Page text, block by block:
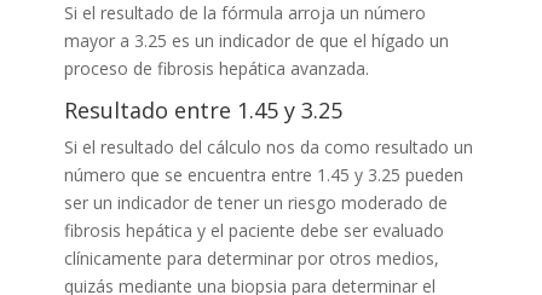
Si el resultado de la fórmula arroja un número
mayor a 3.25 es un indicador de que el hígado un
proceso de fibrosis hepática avanzada.
Resultado entre 1.45 y 3.25
Si el resultado del cálculo nos da como resultado un
número que se encuentra entre 1.45 y 3.25 pueden
ser un indicador de tener un riesgo moderado de
fibrosis hepática y el paciente debe ser evaluado
clínicamente para determinar por otros medios,
quizás mediante una biopsia para determinar el